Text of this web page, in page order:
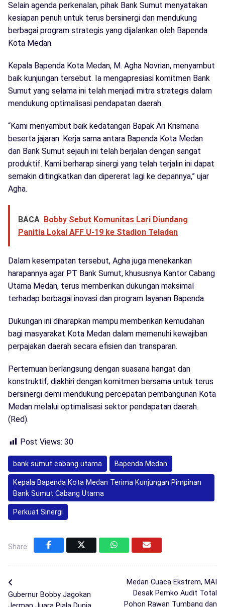
Selain agenda perkenalan, pihak Bank Sumut menyatakan
kesiapan penuh untuk terus bersinergi dan mendukung
berbagai program strategis yang dijalankan oleh Bapenda
Kota Medan.
Kepala Bapenda Kota Medan, M. Agha Novrian, menyambut
baik kunjungan tersebut. Ia mengapresiasi komitmen Bank
Sumut yang selama ini telah menjadi mitra strategis dalam
mendukung optimalisasi pendapatan daerah.
“Kami menyambut baik kedatangan Bapak Ari Krismana
beserta jajaran. Kerja sama antara Bapenda Kota Medan
dan Bank Sumut sejauh ini telah berjalan dengan sangat
produktif. Kami berharap sinergi yang telah terjalin ini dapat
semakin ditingkatkan dan dipererat lagi ke depannya,” ujar
Agha.
BACA Bobby Sebut Komunitas Lari Diundang
Panitia Lokal AFF U-19 ke Stadion Teladan
Dalam kesempatan tersebut, Agha juga menekankan
harapannya agar PT Bank Sumut, khususnya Kantor Cabang
Utama Medan, terus memberikan dukungan maksimal
terhadap berbagai inovasi dan program layanan Bapenda.
Dukungan ini diharapkan mampu memberikan kemudahan
bagi masyarakat Kota Medan dalam memenuhi kewajiban
perpajakan daerah secara efisien dan transparan.
Pertemuan berlangsung dengan suasana hangat dan
konstruktif, diakhiri dengan komitmen bersama untuk terus
bersinergi demi mendukung percepatan pembangunan Kota
Medan melalui optimalisasi sektor pendapatan daerah.
(Red).
Post Views: 30
bank sumut cabang utama Bapenda Medan
Kepala Bapenda Kota Medan Terima Kunjungan Pimpinan
Bank Sumut Cabang Utama
Perkuat Sinergi
Share:
Gubernur Bobby Jagokan
Medan Cuaca Ekstrem, MAI
Desak Pemko Audit Total
Pohon Rawan Tumbang dan